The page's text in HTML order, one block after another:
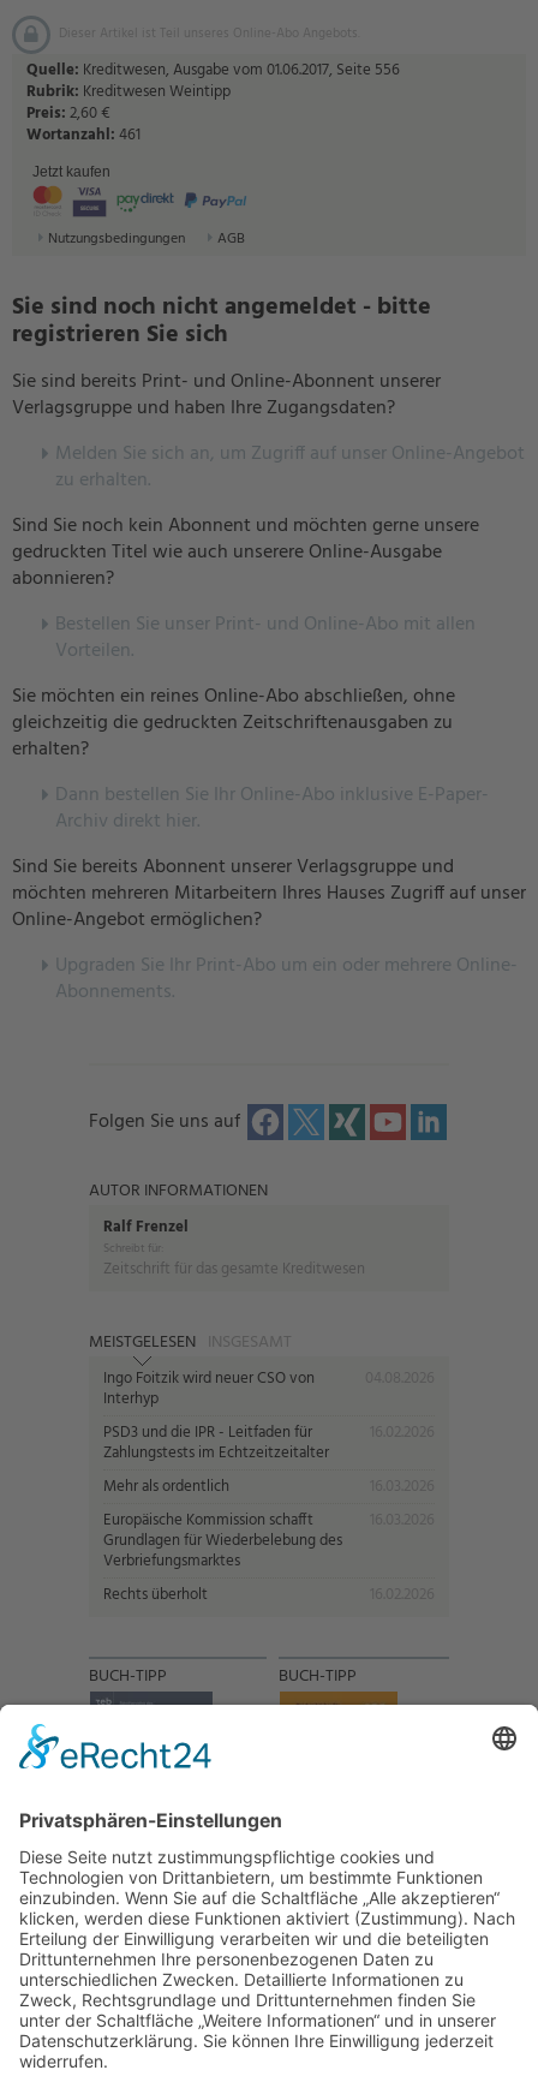
Dieser Artikel ist Teil unseres Online-Abo Angebots.
Quelle: Kreditwesen, Ausgabe vom 01.06.2017, Seite 556
Rubrik: Kreditwesen Weintipp
Preis:2,60 €
Wortanzahl:461
Jetzt kaufen
Nutzungsbedingungen AGB
Sie sind noch nicht angemeldet - bitte
registrieren Sie sich
Sie sind bereits Print- und Online-Abonnent unserer
Verlagsgruppe und haben Ihre Zugangsdaten?
Melden Sie sich an, um Zugriff auf unser Online-Angebot
zu erhalten.
Sind Sie noch kein Abonnent und möchten gerne unsere
gedruckten Titel wie auch unserere Online-Ausgabe
abonnieren?
Bestellen Sie unser Print- und Online-Abo mit allen
Vorteilen.
Sie möchten ein reines Online-Abo abschließen, ohne
gleichzeitig die gedruckten Zeitschriftenausgaben zu
erhalten?
Dann bestellen Sie Ihr Online-Abo inklusive E-Paper-
Archiv direkt hier.
Sind Sie bereits Abonnent unserer Verlagsgruppe und
möchten mehreren Mitarbeitern Ihres Hauses Zugriff auf unser
Online-Angebot ermöglichen?
Upgraden Sie Ihr Print-Abo um ein oder mehrere Online-
Abonnements.
Folgen Sie uns auf
AUTOR INFORMATIONEN
Ralf Frenzel
Schreibt für:
Zeitschrift für das gesamte Kreditwesen
MEISTGELESEN INSGESAMT
Ingo Foitzik wird neuer CSO von
Interhyp
PSD3 und die IPR - Leitfaden für
Zahlungstests im Echtzeitzeitalter
Mehr als ordentlich
Europäische Kommission schafft
Grundlagen für Wiederbelebung des
Verbriefungsmarktes
Rechts überholt
BUCH-TIPP BUCH-TIPP